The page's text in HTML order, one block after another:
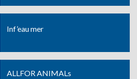
Inf’eau mer
ALLFOR ANIMALs